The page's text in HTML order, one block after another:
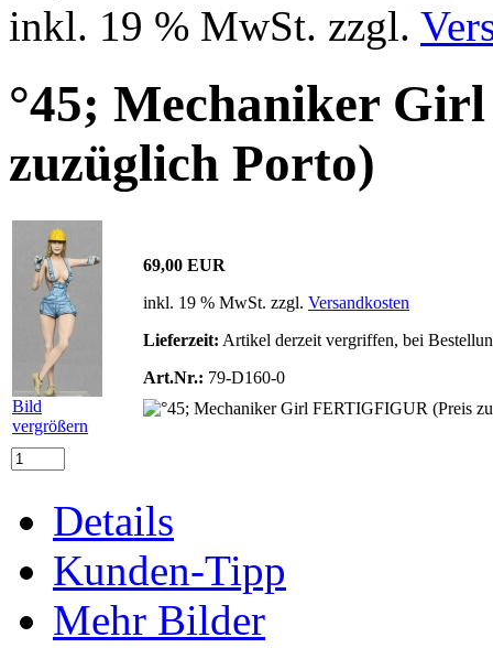
inkl. 19 % MwSt. zzgl.
°45; Mechaniker
zuzüglich Porto)
Bild
vergrößern
69,00 EUR
inkl. 19 % MwSt. zzgl. Versandkosten
Lieferzeit: Artikel derzeit vergriffen, bei
Art.Nr.: 79-D160-0
Details
Kunden-Tipp
Mehr Bilder